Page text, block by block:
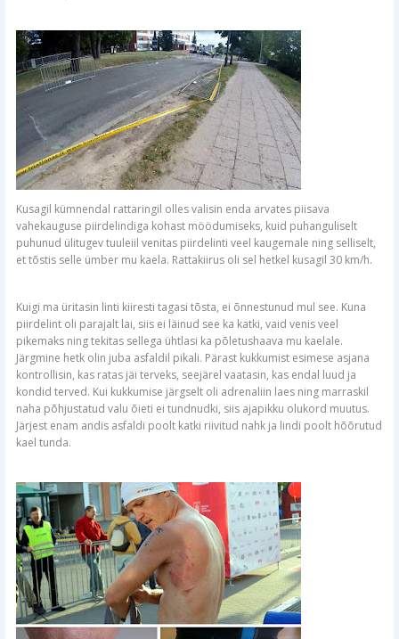
Kusagil kümnendal rattaringil olles valisin enda arvates piisava
vahekauguse piirdelindiga kohast möödumiseks, kuid puhanguliselt
puhunud ülitugev tuuleiil venitas piirdelinti veel kaugemale ning selliselt,
et tõstis selle ümber mu kaela. Rattakiirus oli sel hetkel kusagil 30 km/h.
Kuigi ma üritasin linti kiiresti tagasi tõsta, ei õnnestunud mul see. Kuna
piirdelint oli parajalt lai, siis ei läinud see ka katki, vaid venis veel
pikemaks ning tekitas sellega ühtlasi ka põletushaava mu kaelale.
Järgmine hetk olin juba asfaldil pikali. Pärast kukkumist esimese asjana
kontrollisin, kas ratas jäi terveks, seejärel vaatasin, kas endal luud ja
kondid terved. Kui kukkumise järgselt oli adrenaliin laes ning marraskil
naha põhjustatud valu õieti ei tundnudki, siis ajapikku olukord muutus.
Järjest enam andis asfaldi poolt katki riivitud nahk ja lindi poolt hõõrutud
kael tunda.